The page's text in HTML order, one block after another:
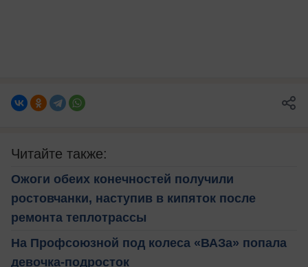
Читайте также:
Ожоги обеих конечностей получили
ростовчанки, наступив в кипяток после
ремонта теплотрассы
На Профсоюзной под колеса «ВАЗа» попала
девочка-подросток